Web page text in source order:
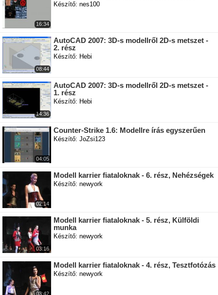
16:34
Készítő: nes100
08:44
AutoCAD 2007: 3D-s modellről 2D-s metszet -
2. rész
Készítő: Hebi
14:36
AutoCAD 2007: 3D-s modellről 2D-s metszet -
1. rész
Készítő: Hebi
04:05
Counter-Strike 1.6: Modellre írás egyszerűen
Készítő: JoZsi123
02:14
Modell karrier fiataloknak - 6. rész, Nehézségek
Készítő: newyork
03:16
Modell karrier fiataloknak - 5. rész, Külföldi
munka
Készítő: newyork
03:42
Modell karrier fiataloknak - 4. rész, Tesztfotózás
Készítő: newyork